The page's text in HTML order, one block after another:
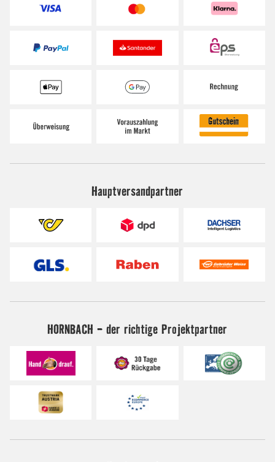
Hauptversandpartner
HORNBACH - der richtige Projektpartner